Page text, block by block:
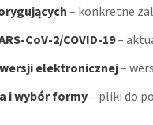
– konkretne
CoV-2/COVID-19–
elektronicznej–
i wybór formy– pliki do